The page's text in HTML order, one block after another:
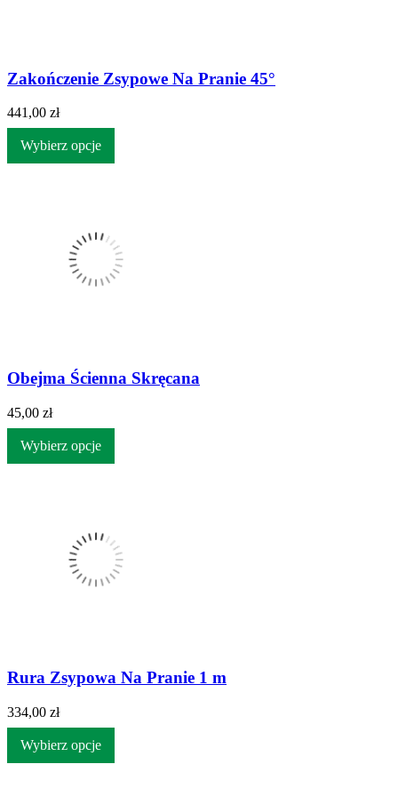
Zakończenie Zsypowe Na Pranie 45°
441,00 zł
Wybierz opcje
Obejma Ścienna Skręcana
45,00 zł
Wybierz opcje
Rura Zsypowa Na Pranie 1 m
334,00 zł
Wybierz opcje